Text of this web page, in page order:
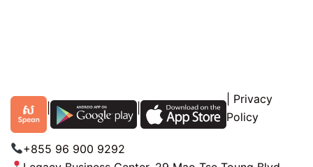
| |
| Privacy
Policy
+855 96 900 9292